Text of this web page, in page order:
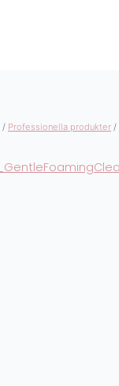
/ Professionella produkter /